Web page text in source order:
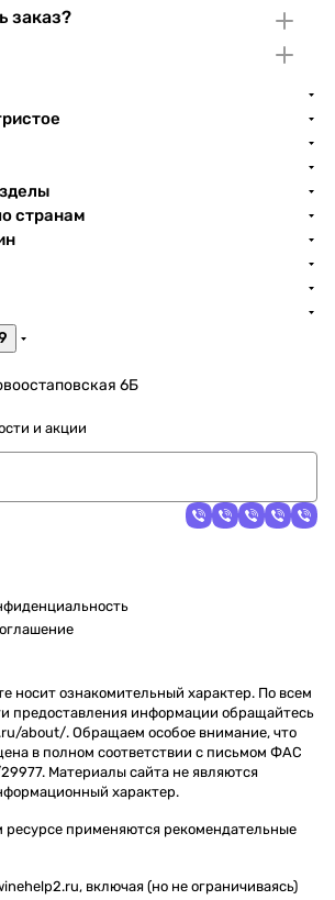
заказ?
странам
6Б
и акции
носит ознакомительный характер. По всем
предоставления информации обращайтесь
about/. Обращаем особое внимание, что
в полном соответствии с письмом ФАС
Материалы сайта не являются
характер.
применяются рекомендательные
включая (но не ограничиваясь)